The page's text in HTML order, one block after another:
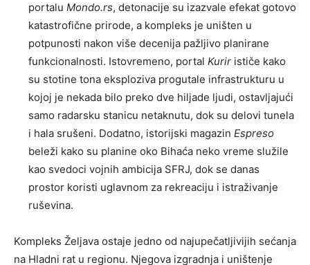
portalu Mondo.rs, detonacije su izazvale efekat gotovo
katastrofične prirode, a kompleks je uništen u
potpunosti nakon više decenija pažljivo planirane
funkcionalnosti. Istovremeno, portal Kurir ističe kako
su stotine tona eksploziva progutale infrastrukturu u
kojoj je nekada bilo preko dve hiljade ljudi, ostavljajući
samo radarsku stanicu netaknutu, dok su delovi tunela
i hala srušeni. Dodatno, istorijski magazin Espreso
beleži kako su planine oko Bihaća neko vreme služile
kao svedoci vojnih ambicija SFRJ, dok se danas
prostor koristi uglavnom za rekreaciju i istraživanje
ruševina.
Kompleks Željava ostaje jedno od najupečatljivijih sećanja
na Hladni rat u regionu. Njegova izgradnja i uništenje